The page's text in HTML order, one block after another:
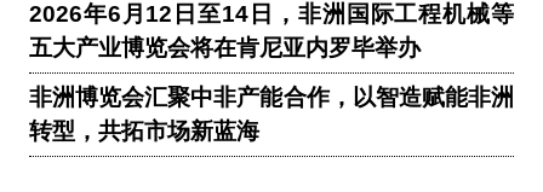
2026年6月12日至14日，非洲国际工程机械等
五大产业博览会将在肯尼亚内罗毕举办
非洲博览会汇聚中非产能合作，以智造赋能非洲
转型，共拓市场新蓝海